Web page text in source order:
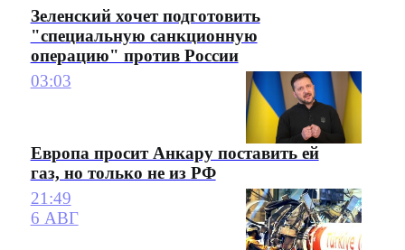
Зеленский хочет подготовить
"специальную санкционную
операцию" против России
03:03
Европа просит Анкару поставить ей
газ, но только не из РФ
21:49
6 АВГ